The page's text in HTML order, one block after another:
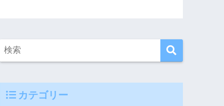
カテゴリー